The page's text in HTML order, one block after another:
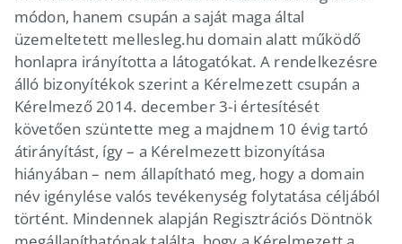
módon, hanem csupán a saját maga által
üzemeltetett mellesleg.hu domain alatt működő
honlapra irányította a látogatókat. A rendelkezésre
álló bizonyítékok szerint a Kérelmezett csupán a
Kérelmező 2014. december 3-i értesítését
követően szüntette meg a majdnem 10 évig tartó
átirányítást, így – a Kérelmezett bizonyítása
hiányában – nem állapítható meg, hogy a domain
név igénylése valós tevékenység folytatása céljából
történt. Mindennek alapján Regisztrációs Döntnök